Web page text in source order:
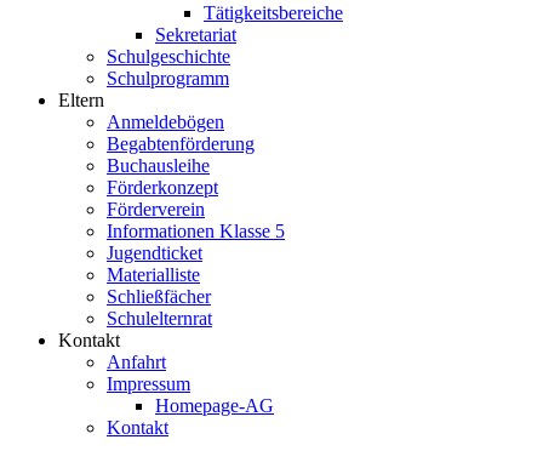
Tätigkeitsbereiche
Sekretariat
Schulgeschichte
Schulprogramm
Eltern
Anmeldebögen
Begabtenförderung
Buchausleihe
Förderkonzept
Förderverein
Informationen Klasse 5
Jugendticket
Materialliste
Schließfächer
Schulelternrat
Kontakt
Anfahrt
Impressum
Homepage-AG
Kontakt